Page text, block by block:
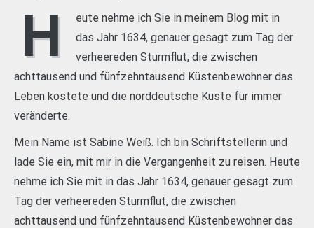
H
eute nehme ich Sie in meinem Blog mit in
das Jahr 1634, genauer gesagt zum Tag der
verheereden Sturmflut, die zwischen
achttausend und fünfzehntausend Küstenbewohner das
Leben kostete und die norddeutsche Küste für immer
veränderte.
Mein Name ist Sabine Weiß. Ich bin Schriftstellerin und
lade Sie ein, mit mir in die Vergangenheit zu reisen. Heute
nehme ich Sie mit in das Jahr 1634, genauer gesagt zum
Tag der verheereden Sturmflut, die zwischen
achttausend und fünfzehntausend Küstenbewohner das